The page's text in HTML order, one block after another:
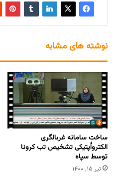
نوشته های مشابه
ساخت سامانه غربالگری
الکترواُپتیکی تشخیص تب کرونا
توسط سپاه
تیر ۱۵, ۱۴۰۰